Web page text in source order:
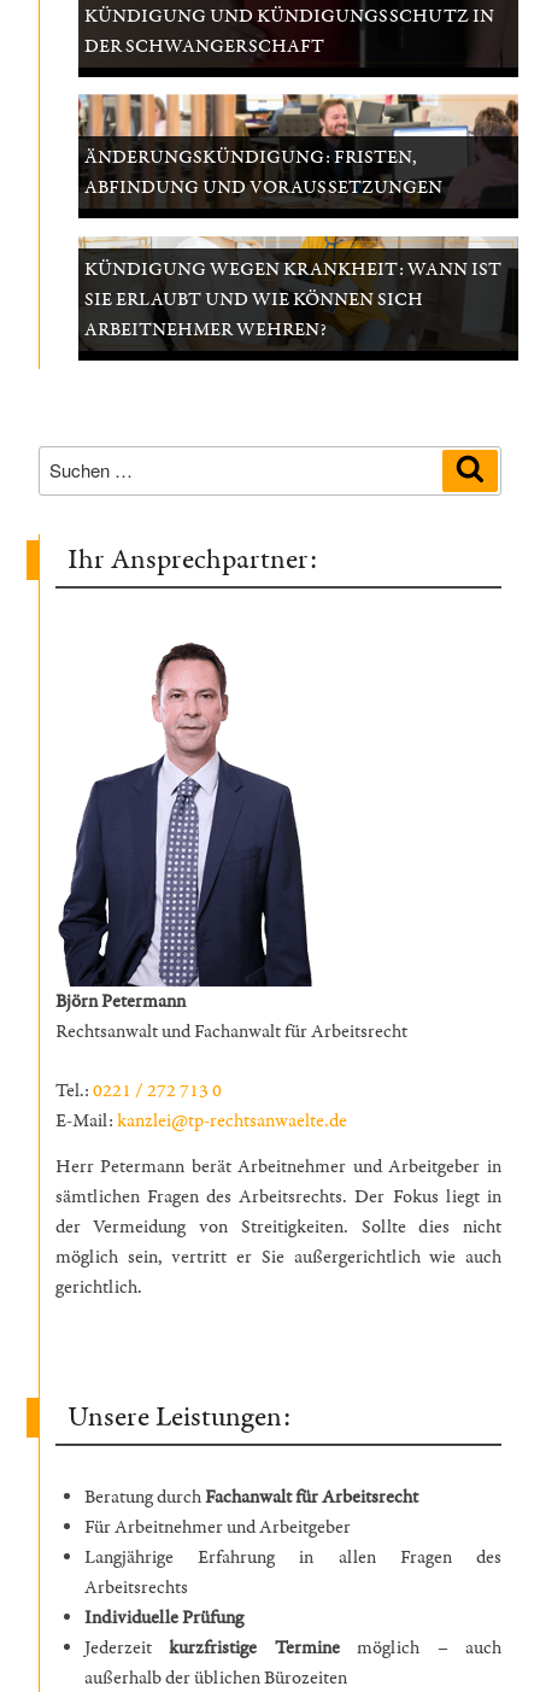
KÜNDIGUNG UND KÜNDIGUNGSSCHUTZ IN
DER SCHWANGERSCHAFT
ÄNDERUNGSKÜNDIGUNG: FRISTEN,
ABFINDUNG UND VORAUSSETZUNGEN
KÜNDIGUNG WEGEN KRANKHEIT: WANN IST
SIE ERLAUBT UND WIE KÖNNEN SICH
ARBEITNEHMER WEHREN?
Suchen
nach:
Ihr Ansprechpartner:
Björn Petermann
Rechtsanwalt und Fachanwalt für Arbeitsrecht
Tel.:0221 / 272 713 0
E-Mail:kanzlei@tp-rechtsanwaelte.de
Herr Petermann berät Arbeitnehmer und Arbeitgeber in
sämtlichen Fragen des Arbeitsrechts. Der Fokus liegt in
der Vermeidung von Streitigkeiten. Sollte dies nicht
möglich sein, vertritt er Sie außergerichtlich wie auch
gerichtlich.
Unsere Leistungen:
Beratung durchFachanwalt für Arbeitsrecht
Für Arbeitnehmer und Arbeitgeber
Langjährige Erfahrung in allen Fragen des
Arbeitsrechts
Individuelle Prüfung
Jederzeitkurzfristige Terminemöglich – auch
außerhalb der üblichen Bürozeiten